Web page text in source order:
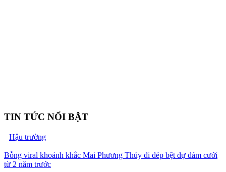
TIN TỨC NỔI BẬT
Hậu trường
Bỗng viral khoảnh khắc Mai Phương Thúy đi dép bệt dự đám cưới
từ 2 năm trước